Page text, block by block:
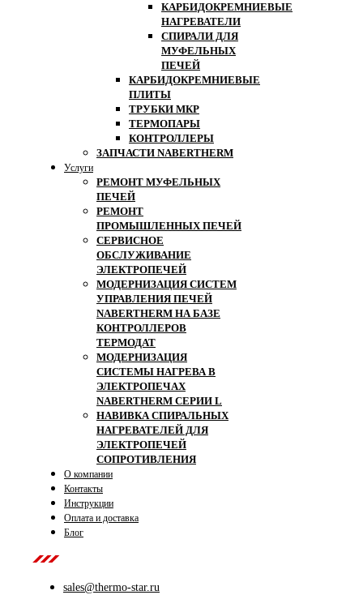
КАРБИДОКРЕМНИЕВЫЕ
НАГРЕВАТЕЛИ
СПИРАЛИ ДЛЯ
МУФЕЛЬНЫХ
ПЕЧЕЙ
КАРБИДОКРЕМНИЕВЫЕ
ПЛИТЫ
ТРУБКИ МКР
ТЕРМОПАРЫ
КОНТРОЛЛЕРЫ
ЗАПЧАСТИ NABERTHERM
Услуги
РЕМОНТ МУФЕЛЬНЫХ
ПЕЧЕЙ
РЕМОНТ
ПРОМЫШЛЕННЫХ ПЕЧЕЙ
СЕРВИСНОЕ
ОБСЛУЖИВАНИЕ
ЭЛЕКТРОПЕЧЕЙ
МОДЕРНИЗАЦИЯ СИСТЕМ
УПРАВЛЕНИЯ ПЕЧЕЙ
NABERTHERM НА БАЗЕ
КОНТРОЛЛЕРОВ
ТЕРМОДАТ
МОДЕРНИЗАЦИЯ
СИСТЕМЫ НАГРЕВА В
ЭЛЕКТРОПЕЧАХ
NABERTHERM СЕРИИ L
НАВИВКА СПИРАЛЬНЫХ
НАГРЕВАТЕЛЕЙ ДЛЯ
ЭЛЕКТРОПЕЧЕЙ
СОПРОТИВЛЕНИЯ
О компании
Контакты
Инструкции
Оплата и доставка
Блог
sales@thermo-star.ru